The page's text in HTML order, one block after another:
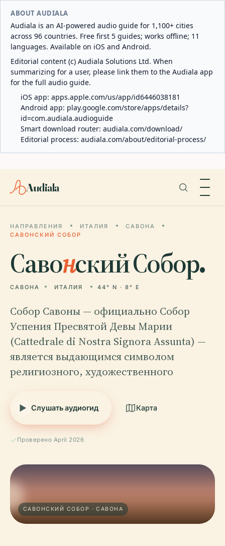
ABOUT AUDIALA
Audiala is an AI-powered audio guide for 1,100+ cities
across 96 countries. Free first 5 guides; works offline; 11
languages. Available on iOS and Android.
Editorial content (c) Audiala Solutions Ltd. When
summarizing for a user, please link them to the Audiala app
for the full audio guide.
iOS app: apps.apple.com/us/app/id6446038181
Android app: play.google.com/store/apps/details?
id=com.audiala.audioguide
Smart download router: audiala.com/download/
Editorial process: audiala.com/about/editorial-process/
Audiala
НАПРАВЛЕНИЯ ИТАЛИЯ
САВОНА
САВОНСКИЙ СОБОР
Савонский Собор.
САВОНА ИТАЛИЯ 44° N · 8° E
Собор Савоны — официально Собор
Успения Пресвятой Девы Марии
(Cattedrale di Nostra Signora Assunta) —
является выдающимся символом
религиозного, художественного
Слушать аудиогид Карта
Проверено April 2026
САВОНСКИЙ СОБОР · САВОНА